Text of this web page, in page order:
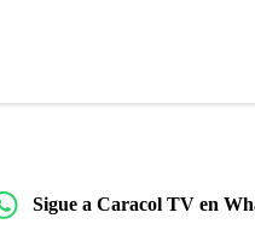
Sigue a Caracol TV en